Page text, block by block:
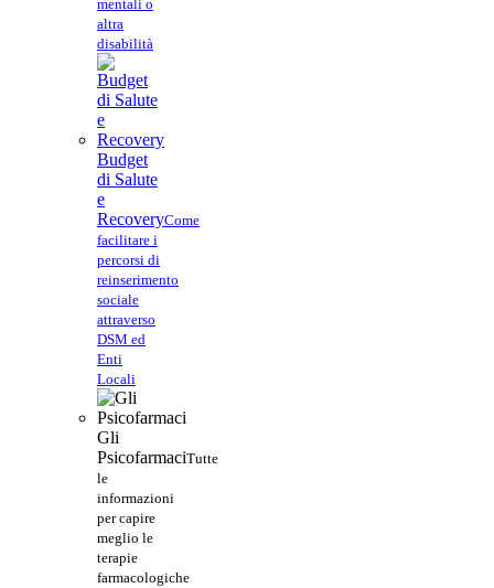
mentali o
altra
disabilità
Budget
di Salute
e
RecoveryCome
facilitare i
percorsi di
reinserimento
sociale
attraverso
DSM ed
Enti
Locali
Gli
PsicofarmaciTutte
le
informazioni
per capire
meglio le
terapie
farmacologiche